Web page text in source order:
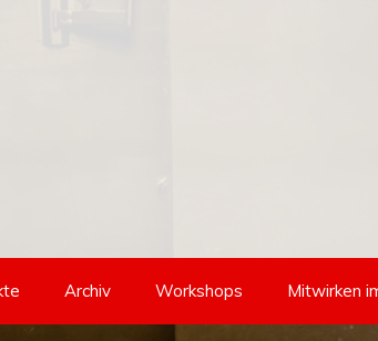
Archiv Workshops Mitwirken